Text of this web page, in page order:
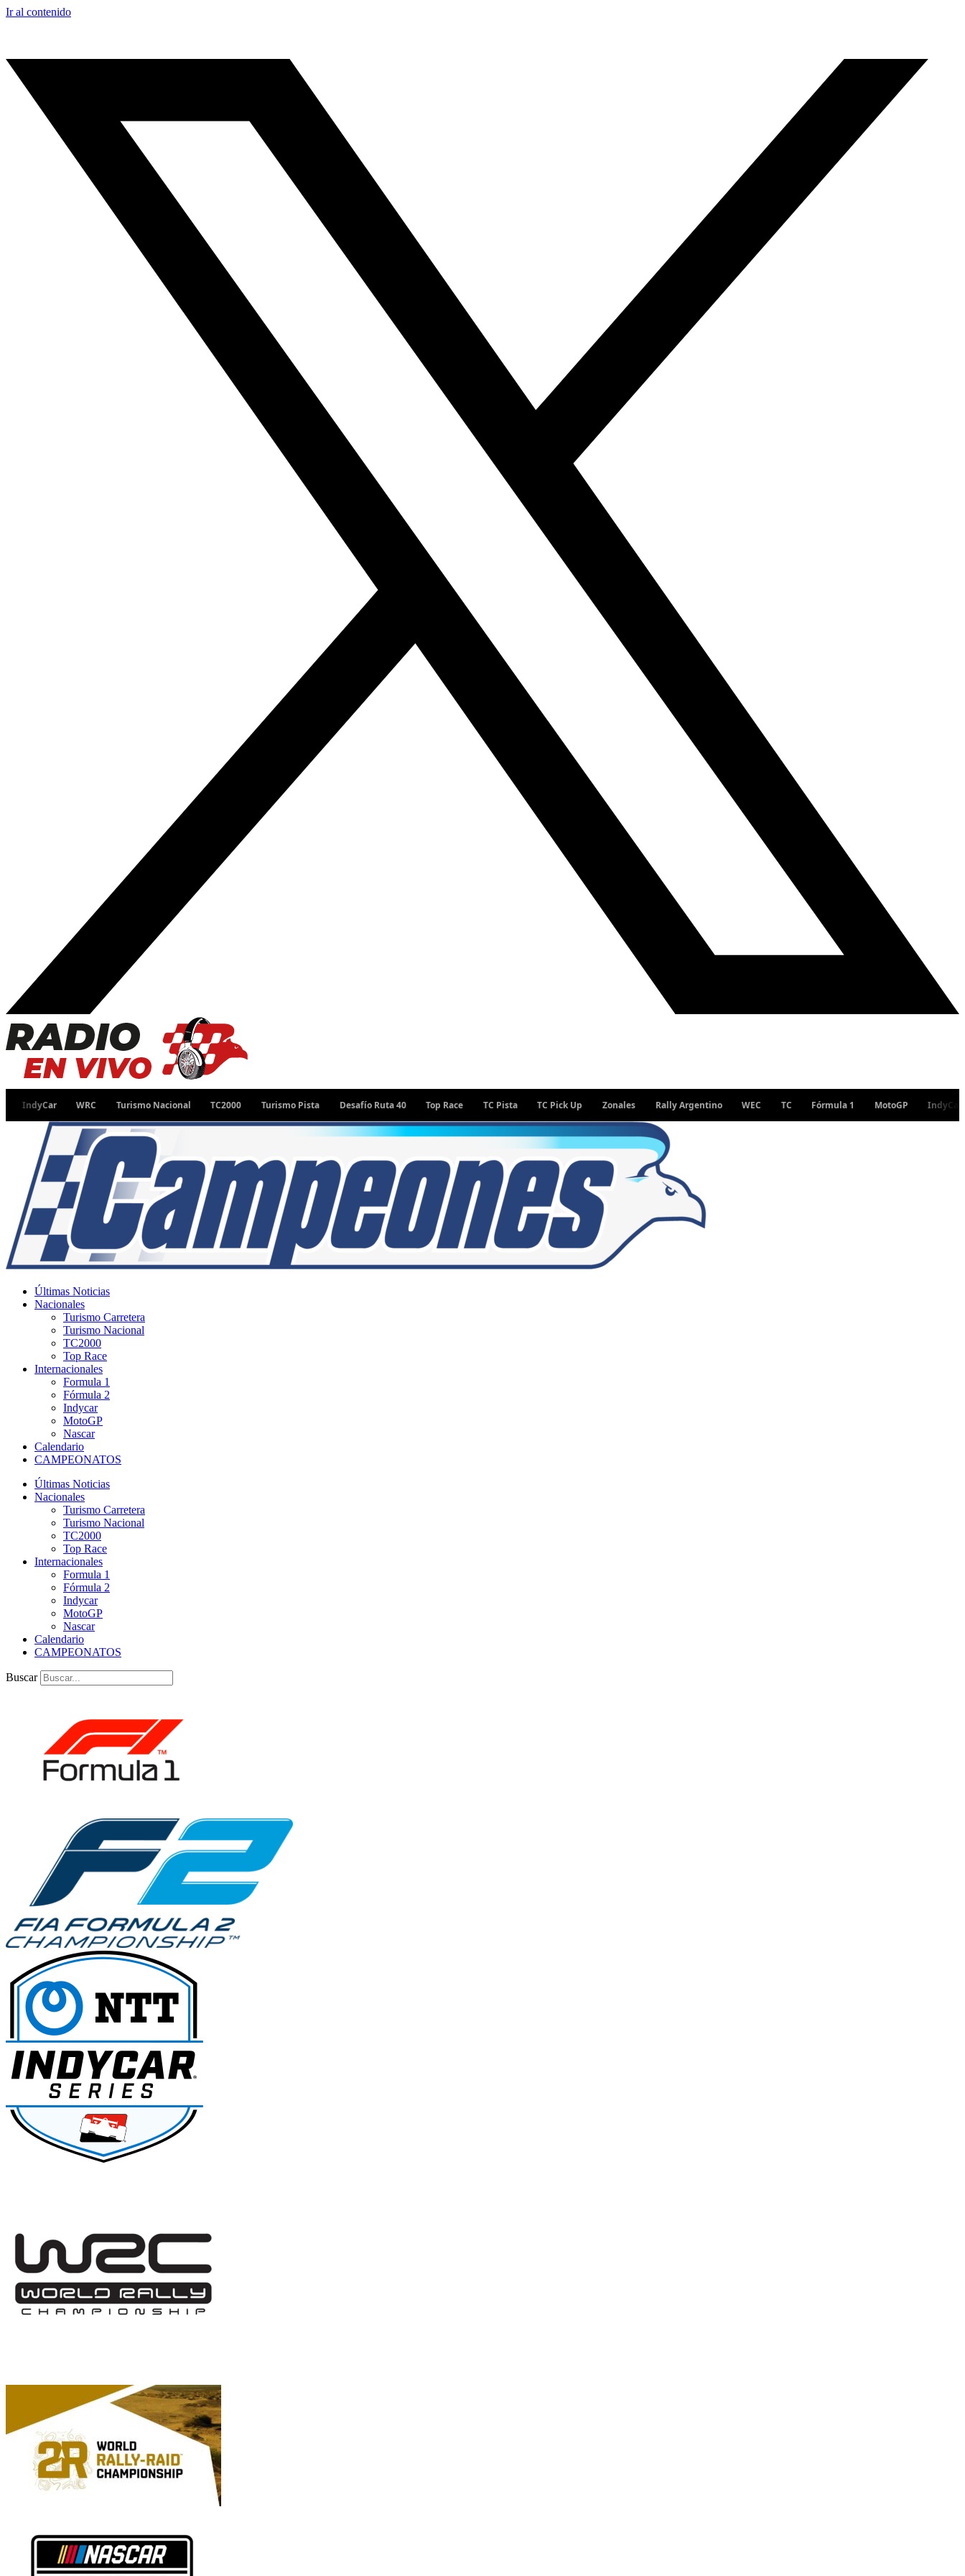
Ir al contenido
IndyCar WRC Turismo Nacional TC2000 Turismo Pista Desafío Ruta 40 Top Race TC Pista TC Pick Up Zonales Rally Argentino WEC TC Fórmula 1 MotoGP IndyCar
Últimas Noticias
Nacionales
Turismo Carretera
Turismo Nacional
TC2000
Top Race
Internacionales
Formula 1
Fórmula 2
Indycar
MotoGP
Nascar
Calendario
CAMPEONATOS
Últimas Noticias
Nacionales
Turismo Carretera
Turismo Nacional
TC2000
Top Race
Internacionales
Formula 1
Fórmula 2
Indycar
MotoGP
Nascar
Calendario
CAMPEONATOS
Buscar